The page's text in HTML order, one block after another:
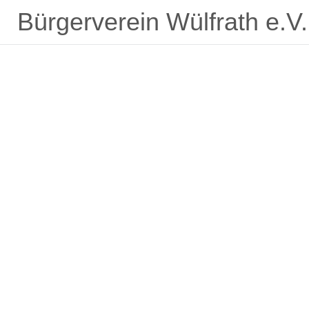
Bürgerverein Wülfrath e.V.